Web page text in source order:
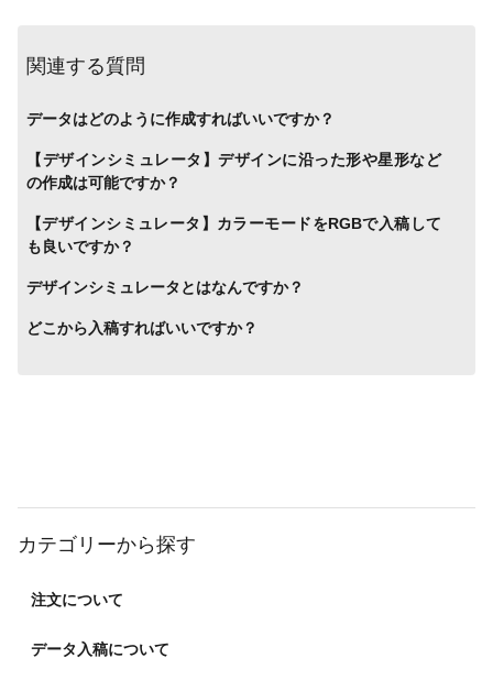
関連する質問
データはどのように作成すればいいですか？
【デザインシミュレータ】デザインに沿った形や星形など
の作成は可能ですか？
【デザインシミュレータ】カラーモードをRGBで入稿して
も良いですか？
デザインシミュレータとはなんですか？
どこから入稿すればいいですか？
カテゴリーから探す
注文について
データ入稿について